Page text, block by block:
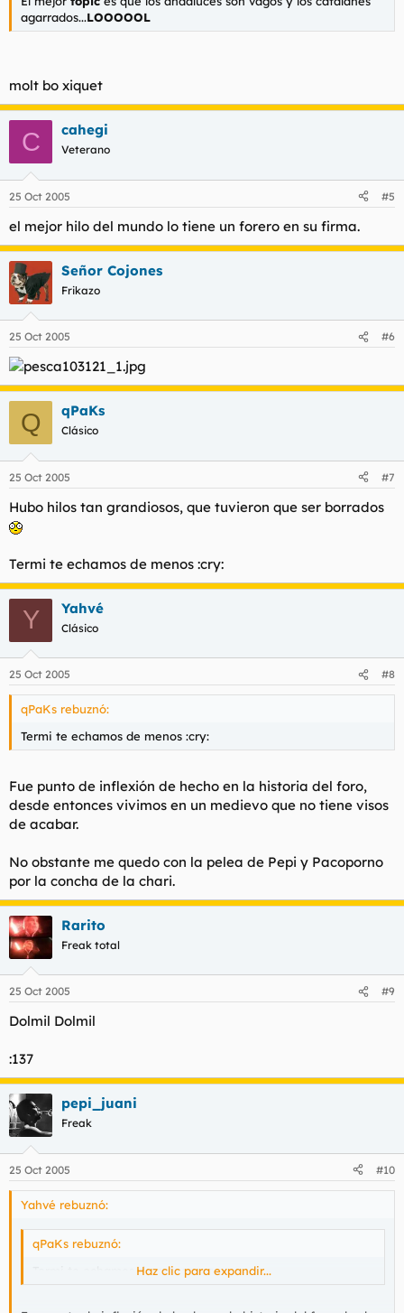
agarrados...LOOOOOL
molt bo xiquet
C cahegi
Veterano
25 Oct 2005 #5
el mejor hilo del mundo lo tiene un forero en su firma.
Señor Cojones
Frikazo
25 Oct 2005 #6
Q qPaKs
Clásico
25 Oct 2005 #7
Hubo hilos tan grandiosos, que tuvieron que ser borrados
Termi te echamos de menos :cry:
Y Yahvé
Clásico
25 Oct 2005 #8
qPaKs rebuznó:
Termi te echamos de menos :cry:
Fue punto de inflexión de hecho en la historia del foro,
desde entonces vivimos en un medievo que no tiene visos
de acabar.
No obstante me quedo con la pelea de Pepi y Pacoporno
por la concha de la chari.
Rarito
Freak total
25 Oct 2005 #9
Dolmil Dolmil
:137
pepi_juani
Freak
25 Oct 2005 #10
Yahvé rebuznó:
qPaKs rebuznó:
Termi te echamos de menos :cry:
Haz clic para expandir...